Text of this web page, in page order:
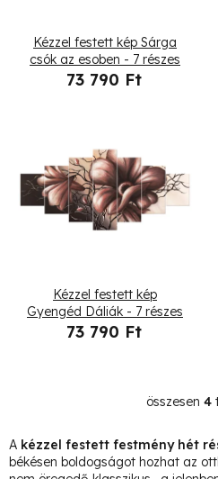
Kézzel festett kép Sárga
csók az esoben - 7 részes
73 790 Ft
Kézzel festett kép
Gyengéd Dáliák - 7 részes
73 790 Ft
L
i
s
összesen 4
A kézzel festett festmény hét
békésen boldogságot hozhat az